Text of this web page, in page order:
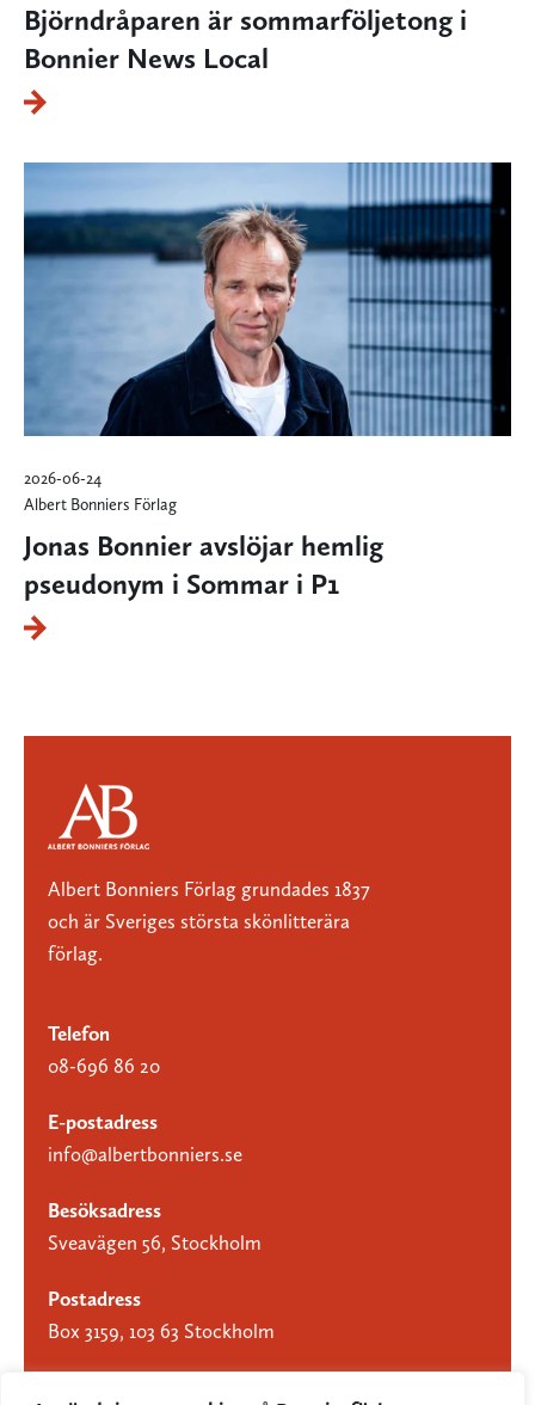
Björndråparen är sommarföljetong i
Bonnier News Local
2026-06-24
Albert Bonniers Förlag
Jonas Bonnier avslöjar hemlig
pseudonym i Sommar i P1
Albert Bonniers Förlag grundades 1837
och är Sveriges största skönlitterära
förlag.
Telefon
08-696 86 20
E-postadress
info@albertbonniers.se
Besöksadress
Sveavägen 56, Stockholm
Postadress
Box 3159, 103 63 Stockholm